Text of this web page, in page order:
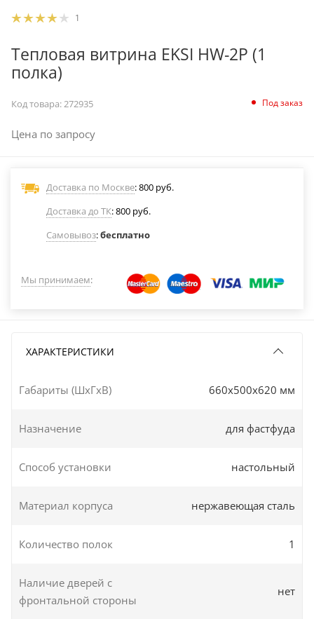
1
Тепловая витрина EKSI HW-2P (1
полка)
Код товара:272935 Под заказ
Цена по запросу
Доставка по Москве: 800 руб.
Доставка до ТК: 800 руб.
Самовывоз:бесплатно
Мы принимаем:
ХАРАКТЕРИСТИКИ
Габариты (ШxГxВ) 660x500x620 мм
Назначение для фастфуда
Способ установки настольный
Материал корпуса нержавеющая сталь
Количество полок 1
Наличие дверей с
фронтальной стороны
нет